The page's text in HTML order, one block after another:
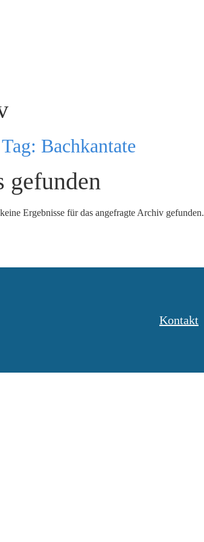
Bachkantate
gefunden
Ergebnisse für das angefragte Archiv gefunden.
Kontakt